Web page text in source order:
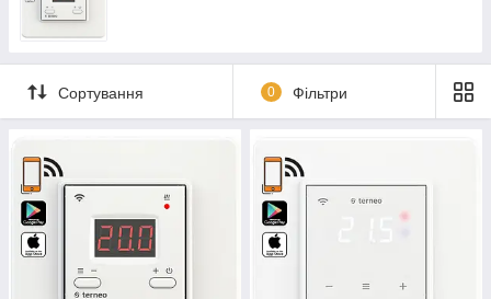
Сортування 0 Фільтри